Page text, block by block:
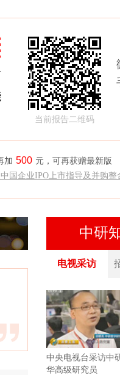
加 500 元，可再获赠最新版
国企业IPO上市指导及并购整
当前报告二维码
中研
电视采访
中央电视台采访中
华高级研究员